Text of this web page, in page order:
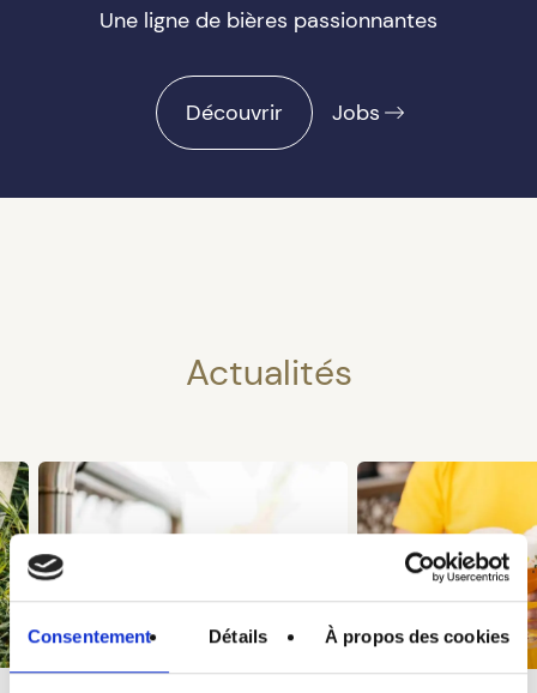
Consentement Détails À propos des cookies
Une ligne de bières passionnantes
Découvrir Jobs
Actualités